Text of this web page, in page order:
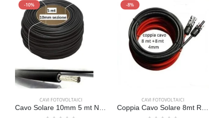
-10%
CAVI FOTOVOLTAICI
-8%
CAVI FOTOVOLTAICI